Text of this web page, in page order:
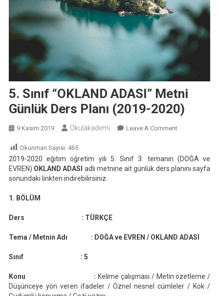
5. Sınıf “OKLAND ADASI” Metni
Günlük Ders Planı (2019-2020)
9 Kasım 2019 Okulakademi Leave A CommentOn
“OKLAND
ADASI”
2020)
Okunman Sayısı: 465
2019-2020 eğitim öğretim yılı 5. Sınıf 3. temanın (DOĞA ve
EVREN) OKLAND ADASI adlı metnine ait günlük ders planını sayfa
sonundaki linkten indirebilirsiniz.
1. BÖLÜM
Ders : TÜRKÇE
Tema / Metnin Adı : DOĞA ve EVREN / OKLAND ADASI
Sınıf : 5
Konu : Kelime çalışması / Metin özetleme /
Düşünceye yön veren ifadeler / Öznel nesnel cümleler / Kök /